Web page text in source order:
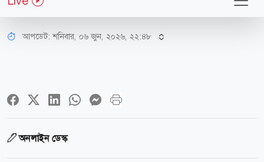
বাস্তবায়ন
আপডেট: শনিবার, ০৬ জুন, ২০২৬, ২২:৪৮
অনলাইন ডেস্ক